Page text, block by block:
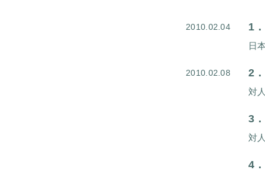
2010.02.04 1．
2010.02.08 2．
3．
4．